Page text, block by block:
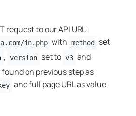
request to our API URL:
in.php with method
set
, version set to v3 and
on previous step as
and full page URL as value